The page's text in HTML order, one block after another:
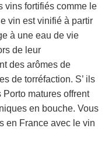
vins fortifiés comme le
vin est vinifié à partir
à une eau de vie
de leur
des arômes de
de torréfaction. S’ ils
matures offrent
en bouche. Vous
en France avec le vin